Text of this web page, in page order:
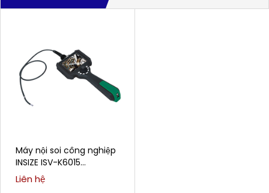
Máy nội soi công nghiệp
INSIZE ISV-K6015
(6.0mm; 12~200mm; 4
hướng; IP67)
Liên hệ